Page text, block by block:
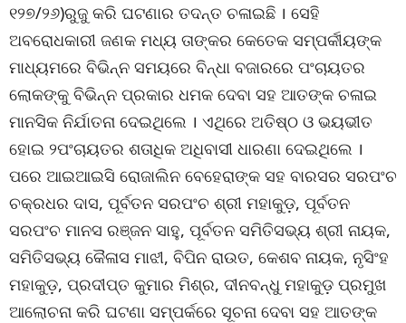
୧୨୭/୨୬)ରୁଜୁ କରି ଘଟଣାର ତଦନ୍ତ ଚଳାଇଛି । ସେହି
ଅବରୋଧକାରୀ ଜଣକ ମଧ୍ୟ ତାଙ୍କର କେତେକ ସମ୍ପର୍କୀୟଙ୍କ
ମାଧ୍ୟମରେ ବିଭିନ୍ନ ସମୟରେ ବିନ୍ଧା ବଜାରରେ ପଂଚାୟତର
ଲୋକଙ୍କୁ ବିଭିନ୍ନ ପ୍ରକାର ଧମକ ଦେବା ସହ ଆତଙ୍କ ଚଳାଇ
ମାନସିକ ନିର୍ଯାତନା ଦେଇଥିଲେ । ଏଥିରେ ଅତିଷ୍ଠ ଓ ଭୟଭୀତ
ହୋଇ ୨ପଂଚାୟତର ଶତାଧିକ ଅଧିବାସୀ ଧାରଣା ଦେଇଥିଲେ ।
ପରେ ଆଇଆଇସି ରୋଜାଲିନ ବେହେରାଙ୍କ ସହ ବାରସର ସରପଂଚ
ଚକ୍ରଧର ଦାସ, ପୂର୍ବତନ ସରପଂଚ ଶ୍ରୀ ମହାକୁଡ଼, ପୂର୍ବତନ
ସରପଂଚ ମାନସ ରଞ୍ଜନ ସାହୁ, ପୂର୍ବତନ ସମିତିସଭ୍ୟ ଶ୍ରୀ ନାୟକ,
ସମିତିସଭ୍ୟ କୈଳାସ ମାଝୀ, ବିପିନ ରାଉତ, କେଶବ ନାୟକ, ନୃସିଂହ
ମହାକୁଡ଼, ପ୍ରଦୀପ୍ତ କୁମାର ମିଶ୍ର, ଦୀନବନ୍ଧୁ ମହାକୁଡ଼ ପ୍ରମୁଖ
ଆଲୋଚନା କରି ଘଟଣା ସମ୍ପର୍କରେ ସୂଚନା ଦେବା ସହ ଆତଙ୍କ